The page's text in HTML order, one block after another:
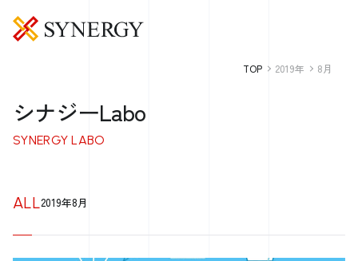
シナジーLabo
SYNERGY LABO
TOP 2019年 8月
ALL2019年8月